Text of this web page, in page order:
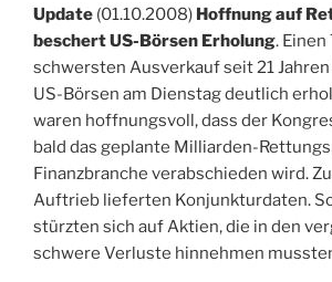
Update (01.10.2008) Hoffnung auf
beschert US-Börsen Erholung. Einen
schwersten Ausverkauf seit 21
US-Börsen am Dienstag deutlich
waren hoffnungsvoll, dass der
bald das geplante Milliarden-
Finanzbranche verabschieden wird.
Auftrieb lieferten Konjunkturdaten.
stürzten sich auf Aktien, die in den
schwere Verluste hinnehmen